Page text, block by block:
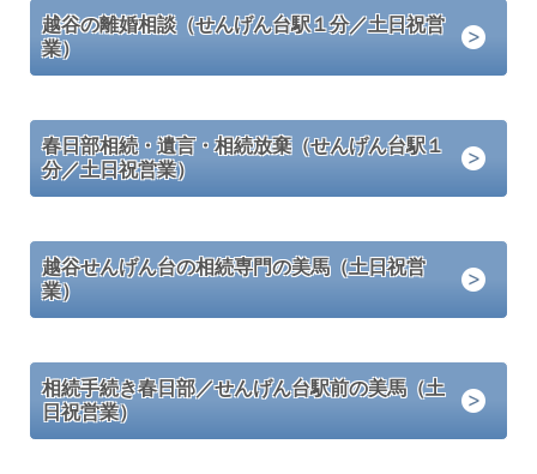
越谷の離婚相談（せんげん台駅１分／土日祝営
業）
春日部相続・遺言・相続放棄（せんげん台駅１
分／土日祝営業）
越谷せんげん台の相続専門の美馬（土日祝営
業）
相続手続き春日部／せんげん台駅前の美馬（土
日祝営業）